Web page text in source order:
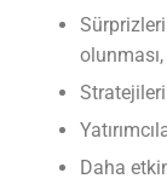
olunması,
Daha